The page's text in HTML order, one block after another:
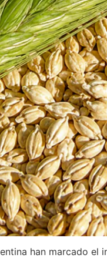
han marcado el